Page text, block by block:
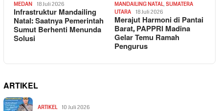
MEDAN 18 Juli 2026
Infrastruktur Mandailing
Natal: Saatnya Pemerintah
Sumut Berhenti Menunda
Solusi
MANDAILING NATAL, SUMATERA
UTARA
18 Juli 2026
Merajut Harmoni di Pantai
Barat, PAPPRI Madina
Gelar Temu Ramah
Pengurus
ARTIKEL
ARTIKEL 10 Juli 2026